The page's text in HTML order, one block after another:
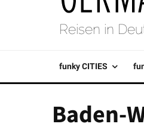
Reisen in
funky CITIES
Baden-